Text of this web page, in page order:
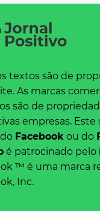
textos são de
As marcas
são de
empresas. Este
Facebook ou do
é patrocinado pelo
™ é uma marca
Inc.